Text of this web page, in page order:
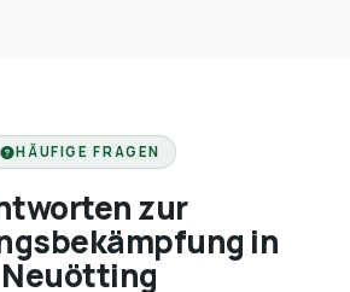
HÄUFIGE FRAGEN
zur
in
Neuötting